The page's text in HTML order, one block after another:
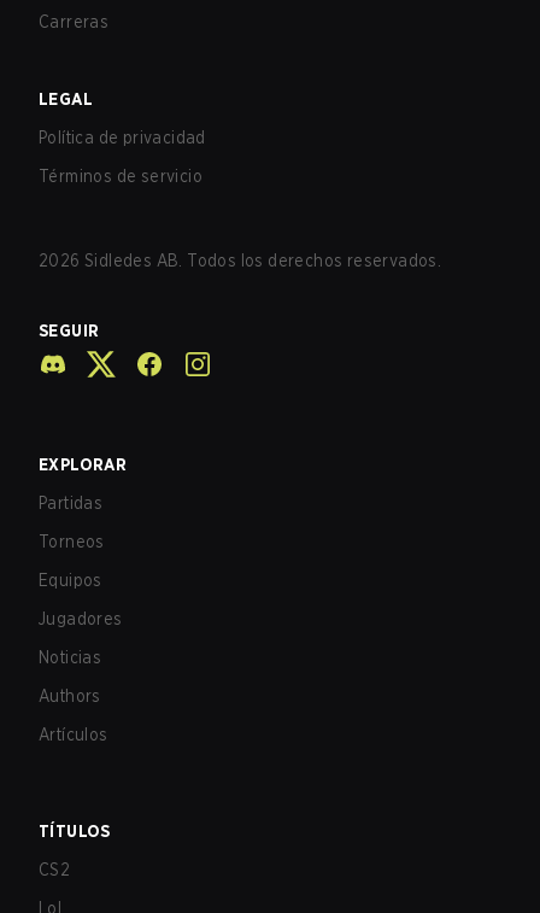
Carreras
LEGAL
Política de privacidad
Términos de servicio
2026 Sidledes AB. Todos los derechos reservados.
SEGUIR
EXPLORAR
Partidas
Torneos
Equipos
Jugadores
Noticias
Authors
Artículos
TÍTULOS
CS2
LoL